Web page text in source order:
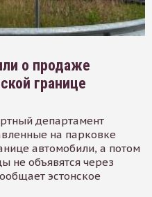
о продаже
границе
департамент
на парковке
автомобили, а потом
не объявятся через
эстонское